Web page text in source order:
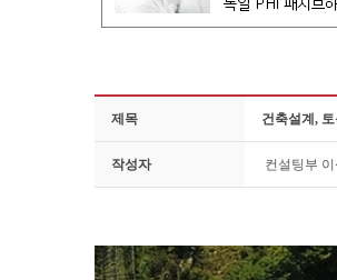
제목 건축설계,
작성자 컨설팅부